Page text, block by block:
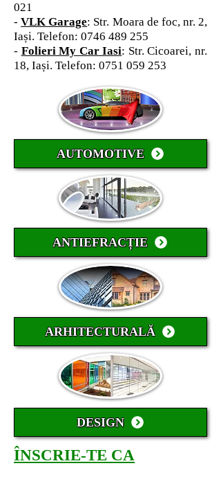
021
-VLK Garage: Str. Moara de foc, nr. 2,
Iași. Telefon: 0746 489 255
- Folieri My Car Iasi: Str. Cicoarei, nr.
18, Iași. Telefon: 0751 059 253
AUTOMOTIVE
ANTIEFRACȚIE
ARHITECTURALĂ
DESIGN
ÎNSCRIE-TE CA